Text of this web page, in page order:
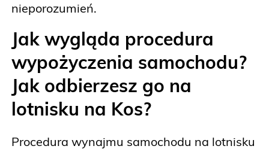
nieporozumień.
Jak wygląda procedura
wypożyczenia samochodu?
Jak odbierzesz go na
lotnisku na Kos?
Procedura wynajmu samochodu na lotnisku